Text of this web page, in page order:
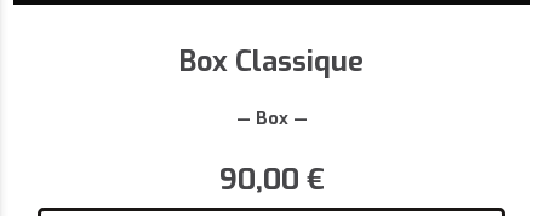
Box Classique
— Box —
90,00 €